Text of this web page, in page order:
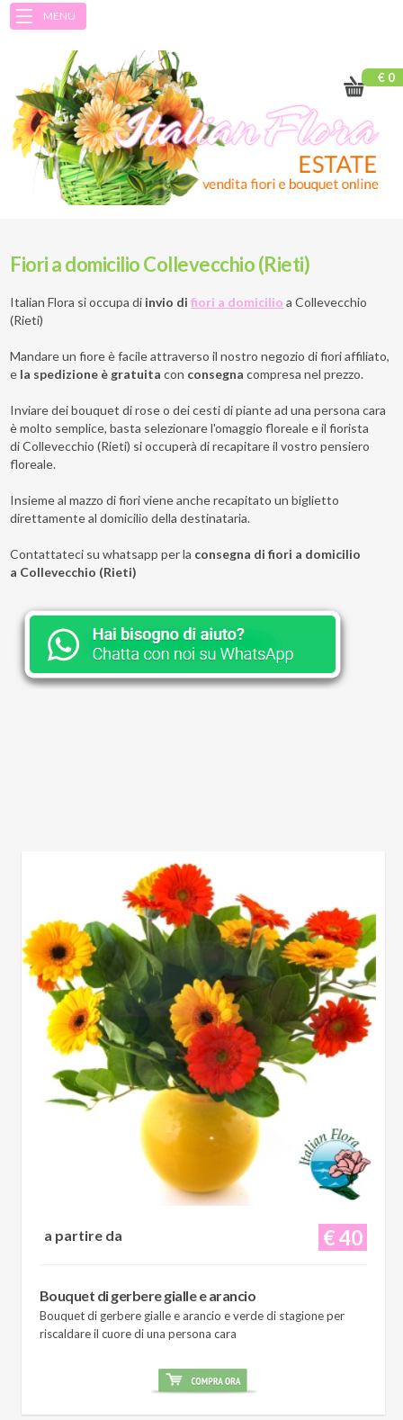
MENU
€ 0
Fiori a domicilio Collevecchio (Rieti)
Italian Flora si occupa di invio difiori a domicilio a Collevecchio
(Rieti)
Mandare un fiore è facile attraverso il nostro negozio di fiori affiliato,
e la spedizione è gratuita con consegna compresa nel prezzo.
Inviare dei bouquet di rose o dei cesti di piante ad una persona cara
è molto semplice, basta selezionare l'omaggio floreale e il fiorista
di Collevecchio (Rieti) si occuperà di recapitare il vostro pensiero
floreale.
Insieme al mazzo di fiori viene anche recapitato un biglietto
direttamente al domicilio della destinataria.
Contattateci su whatsapp per la consegna di fiori a domicilio
a Collevecchio (Rieti)
€ 40
a partire da
Bouquet di gerbere gialle e arancio
Bouquet di gerbere gialle e arancio e verde di stagione per
riscaldare il cuore di una persona cara